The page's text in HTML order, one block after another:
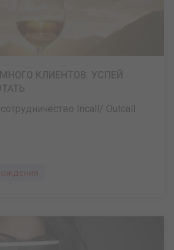
Incall/ Outcall